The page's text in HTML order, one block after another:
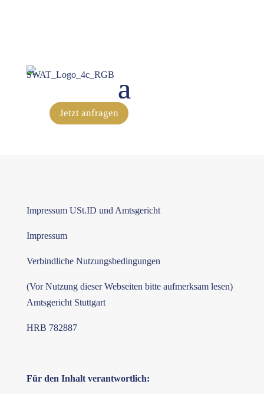
Jetzt anfragen
Impressum USt.ID und Amtsgericht
Impressum
Verbindliche Nutzungsbedingungen
(Vor Nutzung dieser Webseiten bitte aufmerksam lesen)
Amtsgericht Stuttgart
HRB 782887
Für den Inhalt verantwortlich: